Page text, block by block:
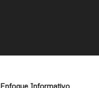
Enfoque Informativo